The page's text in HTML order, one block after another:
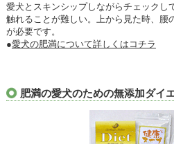
愛犬とスキンシップしながらチェックし
触れることが難しい。上から見た時、腰
が必要です。
●愛犬の肥満について詳しくはコチラ
肥満の愛犬のための無添加ダイ